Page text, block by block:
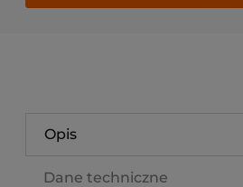
Opis
Dane techniczne